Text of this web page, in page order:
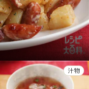
汁物